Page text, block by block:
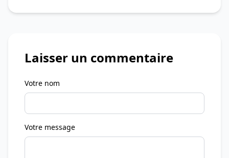
Laisser un commentaire
Votre nom
Votre message